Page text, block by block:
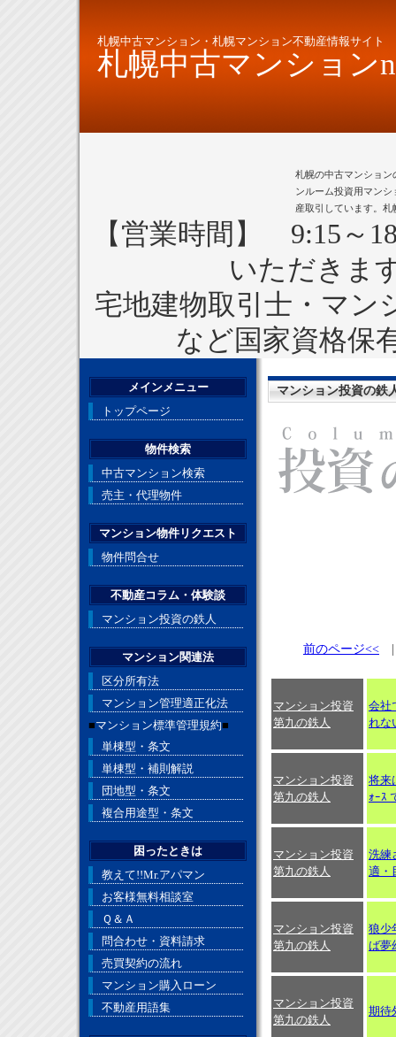
札幌中古マンション・札幌マンション不動産情報サイト
札幌中古マンション
札幌の中古マンショ
ンルーム投資用マン
産取引しています。
【営業時間】 9:15～
いただきま
宅地建物取引士・マン
など国家資格保
マンション投資の鉄
前のページ<<
マンション投資
第九の鉄人
会社
れな
マンション投資
第九の鉄人
将来
ｫｰｽ
マンション投資
第九の鉄人
洗練
適・
マンション投資
第九の鉄人
狼少
ば夢
マンション投資
第九の鉄人
期待
メインメニュー
トップページ
物件検索
中古マンション検索
売主・代理物件
マンション物件リクエスト
物件問合せ
不動産コラム・体験談
マンション投資の鉄人
マンション関連法
区分所有法
マンション管理適正化法
■マンション標準管理規約■
単棟型・条文
単棟型・補則解説
団地型・条文
複合用途型・条文
困ったときは
教えて!!Mr.アパマン
お客様無料相談室
Ｑ＆Ａ
問合わせ・資料請求
売買契約の流れ
マンション購入ローン
不動産用語集